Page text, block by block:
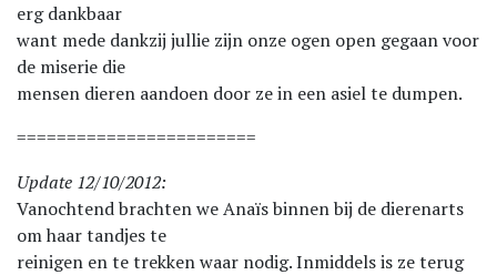
erg dankbaar
want mede dankzij jullie zijn onze ogen open gegaan voor
de miserie die
mensen dieren aandoen door ze in een asiel te dumpen.
========================
Update 12/10/2012:
Vanochtend brachten we Anaïs binnen bij de dierenarts
om haar tandjes te
reinigen en te trekken waar nodig. Inmiddels is ze terug